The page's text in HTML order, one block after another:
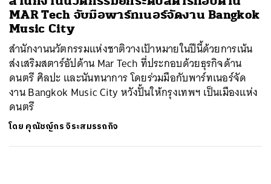
MAR Tech จับมือพาร์ทเนอร์จัดงาน Bangkok
Music City
สำนักงานนวัตกรรมแห่งชาติวางเป้าหมายในปีนี้ด้วยการเน้น
ส่งเสริมสตาร์อัปด้าน Mar Tech ที่ประกอบด้วยธุรกิจด้าน
ดนตรี ศิลปะ และนันทนาการ โดยร่วมมือกับพาร์ทเนอร์จัด
งาน Bangkok Music City หวังปั้นให้กรุงเทพฯ เป็นเมืองแห่ง
ดนตรี
โดย คุณัชญ์กร จิระสมรรถกิจ